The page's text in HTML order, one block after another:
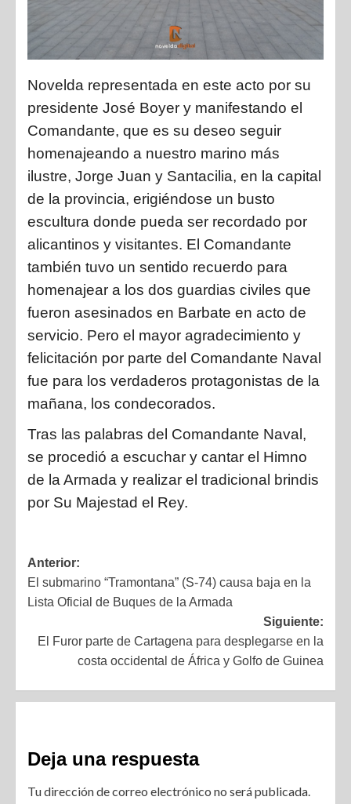
Novelda representada en este acto por su
presidente José Boyer y manifestando el
Comandante, que es su deseo seguir
homenajeando a nuestro marino más
ilustre, Jorge Juan y Santacilia, en la capital
de la provincia, erigiéndose un busto
escultura donde pueda ser recordado por
alicantinos y visitantes. El Comandante
también tuvo un sentido recuerdo para
homenajear a los dos guardias civiles que
fueron asesinados en Barbate en acto de
servicio. Pero el mayor agradecimiento y
felicitación por parte del Comandante Naval
fue para los verdaderos protagonistas de la
mañana, los condecorados.
Tras las palabras del Comandante Naval,
se procedió a escuchar y cantar el Himno
de la Armada y realizar el tradicional brindis
por Su Majestad el Rey.
Anterior:
El submarino “Tramontana” (S-74) causa baja en la
Lista Oficial de Buques de la Armada
Siguiente:
El Furor parte de Cartagena para desplegarse en la
costa occidental de África y Golfo de Guinea
Deja una respuesta
Tu dirección de correo electrónico no será publicada.